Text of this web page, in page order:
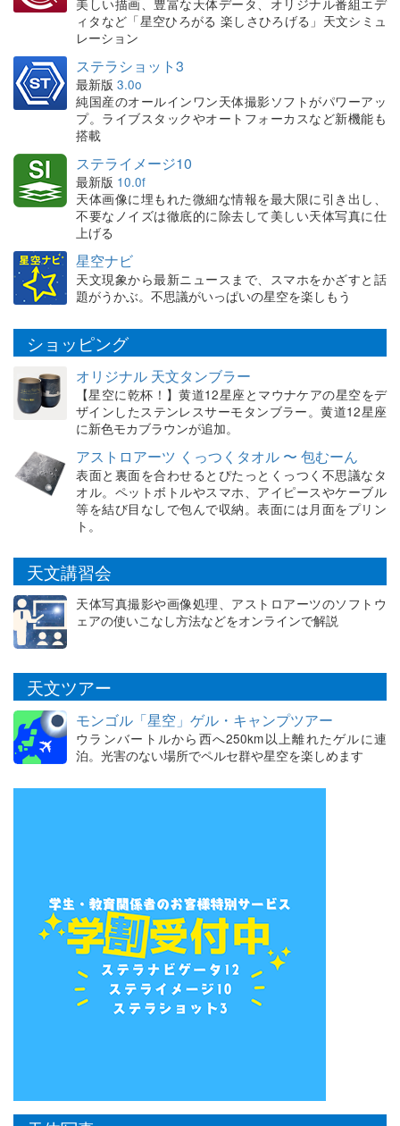
ィタなど「星空ひろがる 楽しさひろげる」天文シミュ
レーション
ステラショット3
最新版 3.0o
純国産のオールインワン天体撮影ソフトがパワーアッ
プ。ライブスタックやオートフォーカスなど新機能も
搭載
ステライメージ10
最新版 10.0f
天体画像に埋もれた微細な情報を最大限に引き出し、
不要なノイズは徹底的に除去して美しい天体写真に仕
上げる
星空ナビ
天文現象から最新ニュースまで、スマホをかざすと話
題がうかぶ。不思議がいっぱいの星空を楽しもう
ショッピング
オリジナル 天文タンブラー
【星空に乾杯！】黄道12星座とマウナケアの星空をデ
ザインしたステンレスサーモタンブラー。黄道12星座
に新色モカブラウンが追加。
アストロアーツ くっつくタオル 〜 包むーん
表面と裏面を合わせるとぴたっとくっつく不思議なタ
オル。ペットボトルやスマホ、アイピースやケーブル
等を結び目なしで包んで収納。表面には月面をプリン
ト。
天文講習会
天体写真撮影や画像処理、アストロアーツのソフトウ
ェアの使いこなし方法などをオンラインで解説
天文ツアー
モンゴル「星空」ゲル・キャンプツアー
ウランバートルから西へ250km以上離れたゲルに連
泊。光害のない場所でペルセ群や星空を楽しめます